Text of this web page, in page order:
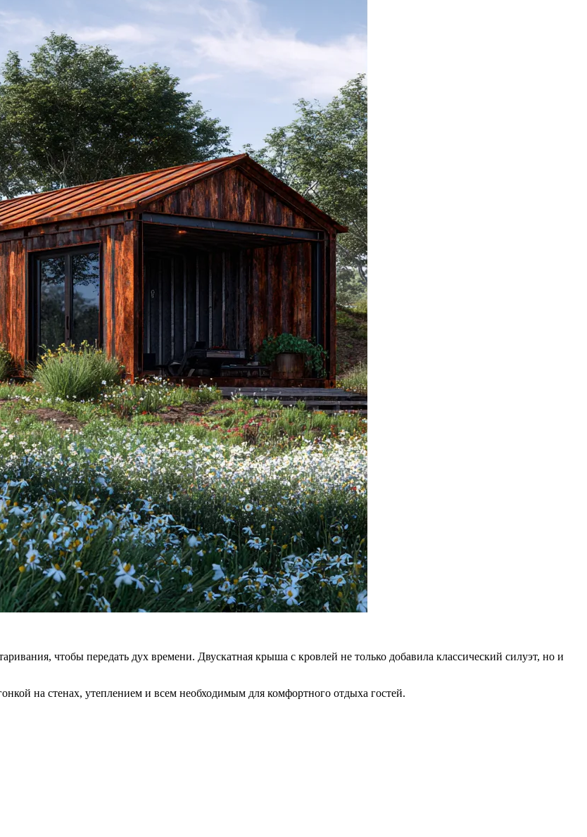
чтобы передать дух времени. Двускатная крыша с кровлей не только добавила классический силуэт, но и
на стенах, утеплением и всем необходимым для комфортного отдыха гостей.